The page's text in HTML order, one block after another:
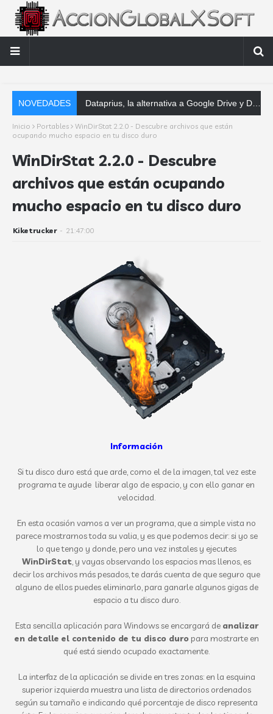
NOVEDADES Software contable automát
Inicio Portables
WinDirStat 2.2.0 - Descubre archivos que están
ocupando mucho espacio en tu disco duro
WinDirStat 2.2.0 - Descubre
archivos que están ocupando
mucho espacio en tu disco duro
Kiketrucker - 21:47:00
Información
Si tu disco duro está que arde, como el de la imagen, tal vez este
programa te ayude liberar algo de espacio, y con ello ganar en
velocidad.
En esta ocasión vamos a ver un programa, que a simple vista no
parece mostrarnos toda su valia, y es que podemos decir: si yo se
lo que tengo y donde, pero una vez instales y ejecutes
WinDirStat, y vayas observando los espacios mas llenos, es
decir los archivos más pesados, te darás cuenta de que seguro que
alguno de ellos puedes eliminarlo, para ganarle algunos gigas de
espacio a tu disco duro.
Esta sencilla aplicación para Windows se encargará de analizar
en detalle el contenido de tu disco duropara mostrarte en
qué está siendo ocupado exactamente.
La interfaz de la aplicación se divide en tres zonas: en la esquina
superior izquierda muestra una lista de directorios ordenados
según su tamaño e indicando qué porcentaje de disco representa